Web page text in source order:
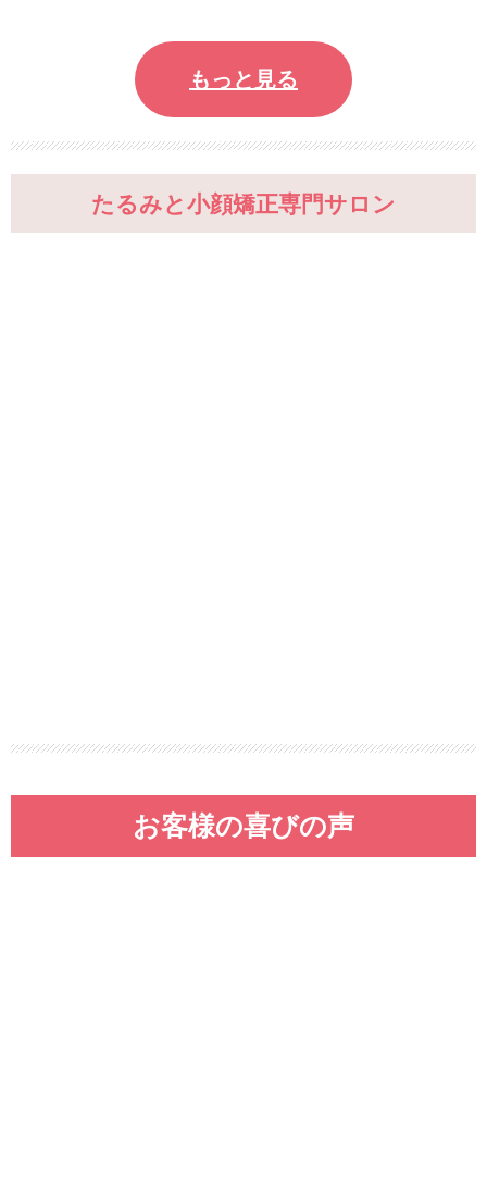
もっと見る
たるみと小顔矯正専門サロン
お客様の喜びの声